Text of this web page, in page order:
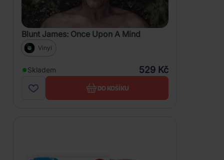
Blunt James: Once Upon A Mind
Vinyl
Skladem 529 Kč
DO KOŠÍKU